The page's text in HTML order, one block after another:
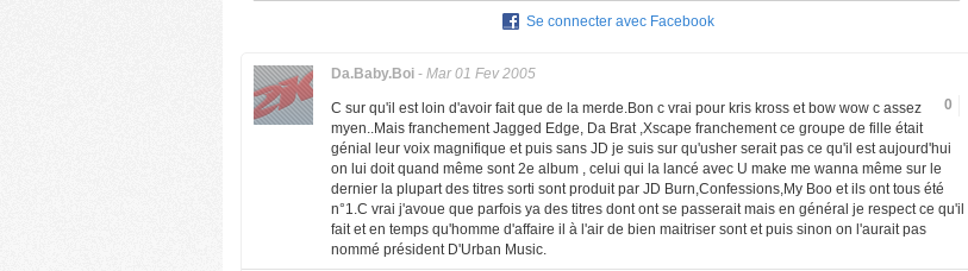
Se connecter avec Facebook
Da.Baby.Boi - Mar 01 Fev 2005
0
C sur qu'il est loin d'avoir fait que de la merde.Bon c vrai pour kris kross et bow wow c assez
myen..Mais franchement Jagged Edge, Da Brat ,Xscape franchement ce groupe de fille était
génial leur voix magnifique et puis sans JD je suis sur qu'usher serait pas ce qu'il est aujourd'hui
on lui doit quand même sont 2e album , celui qui la lancé avec U make me wanna même sur le
dernier la plupart des titres sorti sont produit par JD Burn,Confessions,My Boo et ils ont tous été
n°1.C vrai j'avoue que parfois ya des titres dont ont se passerait mais en général je respect ce qu'il
fait et en temps qu'homme d'affaire il à l'air de bien maitriser sont et puis sinon on l'aurait pas
nommé président D'Urban Music.